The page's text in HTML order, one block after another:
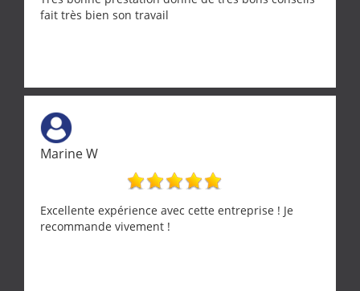
fait très bien son travail
Marine W
Excellente expérience avec cette entreprise ! Je
recommande vivement !